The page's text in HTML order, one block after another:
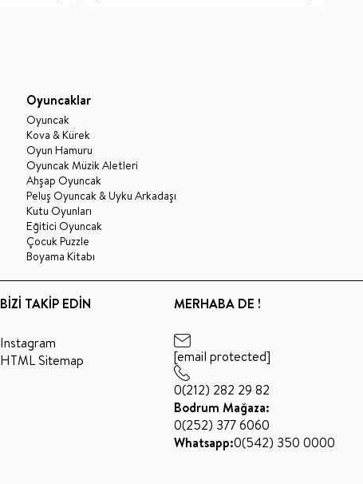
Oyuncaklar
Oyuncak
Kova & Kürek
Oyun Hamuru
Oyuncak Müzik Aletleri
Ahşap Oyuncak
Peluş Oyuncak & Uyku Arkadaşı
Kutu Oyunları
Eğitici Oyuncak
Çocuk Puzzle
Boyama Kitabı
BİZİ TAKİP EDİN
Instagram
HTML Sitemap
MERHABA DE !
[email protected]
0(212) 282 29 82
Bodrum Mağaza:
0(252) 377 6060
Whatsapp:0(542) 350 0000